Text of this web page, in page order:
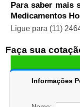
Para saber mais
Medicamentos
Ligue para (11)
Faça sua
Informações